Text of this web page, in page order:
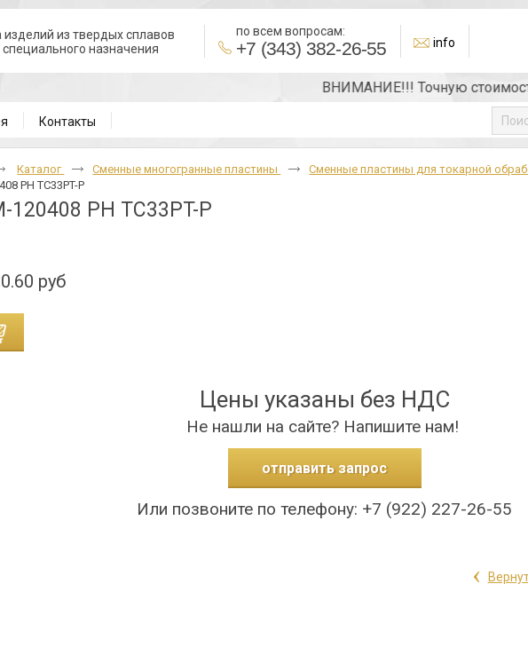
из твердых сплавов
назначения
по всем вопросам:
+7 (343) 382-26-55 info
ВНИМАНИЕ!!! Точную стоимость
Контакты
Каталог Cменные многогранные пластины Сменные пластины для токарной
PH TC33PT-P
120408 PH TC33PT-P
руб
Цены указаны без НДС
Не нашли на сайте? Напишите нам!
отправить запрос
Или позвоните по телефону: +7 (922) 227-26-55
‹